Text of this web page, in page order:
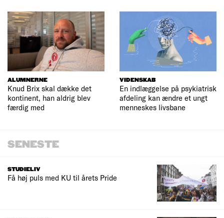
ALUMNERNE
Knud Brix skal dække det
kontinent, han aldrig blev
færdig med
VIDENSKAB
En indlæggelse på psykiatrisk
afdeling kan ændre et ungt
menneskes livsbane
SENESTE
STUDIELIV
Få høj puls med KU til årets Pride